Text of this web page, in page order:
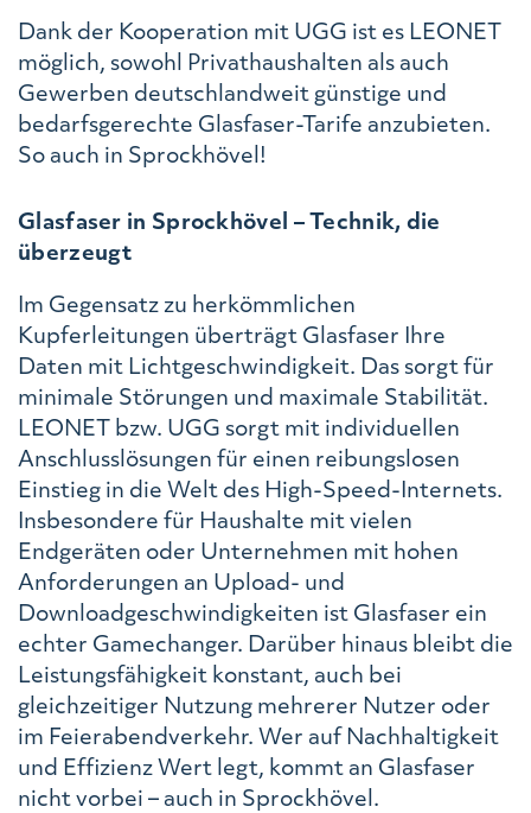
Dank der Kooperation mit UGG ist es LEONET
möglich, sowohl Privathaushalten als auch
Gewerben deutschlandweit günstige und
bedarfsgerechte Glasfaser-Tarife anzubieten.
So auch in Sprockhövel!
Glasfaser in Sprockhövel – Technik, die
überzeugt
Im Gegensatz zu herkömmlichen
Kupferleitungen überträgt Glasfaser Ihre
Daten mit Lichtgeschwindigkeit. Das sorgt für
minimale Störungen und maximale Stabilität.
LEONET bzw. UGG sorgt mit individuellen
Anschlusslösungen für einen reibungslosen
Einstieg in die Welt des High-Speed-Internets.
Insbesondere für Haushalte mit vielen
Endgeräten oder Unternehmen mit hohen
Anforderungen an Upload- und
Downloadgeschwindigkeiten ist Glasfaser ein
echter Gamechanger. Darüber hinaus bleibt die
Leistungsfähigkeit konstant, auch bei
gleichzeitiger Nutzung mehrerer Nutzer oder
im Feierabendverkehr. Wer auf Nachhaltigkeit
und Effizienz Wert legt, kommt an Glasfaser
nicht vorbei – auch in Sprockhövel.